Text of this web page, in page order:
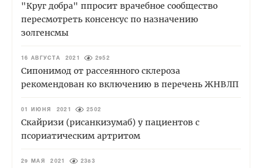
"Круг добра" ппросит врачебное сообщество
пересмотреть консенсус по назначению
золгенсмы
16 АВГУСТА 2021 2952
Сипонимод от рассеянного склероза
рекомендован ко включению в перечень ЖНВЛП
01 ИЮНЯ 2021 2502
Скайризи (рисанкизумаб) у пациентов с
псориатическим артритом
29 МАЯ 2021 2383